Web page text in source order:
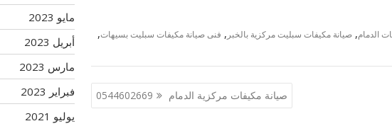
الدمام, صيانة مكيفات سبليت مركزية بالخبر , فنى صيانة مكيفات سبليت بسيهات,
صيانة مكيفات مركزية الدمام 0544602669
مايو 2023
أبريل 2023
مارس 2023
فبراير 2023
يوليو 2021